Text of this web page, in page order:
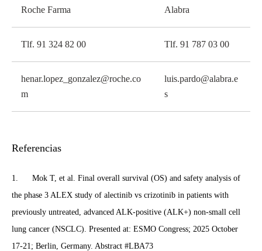
Roche Farma Alabra
Tlf. 91 324 82 00 Tlf. 91 787 03 00
henar.lopez_gonzalez@roche.co
m
luis.pardo@alabra.e
s
Referencias
1. Mok T, et al. Final overall survival (OS) and safety analysis of
the phase 3 ALEX study of alectinib vs crizotinib in patients with
previously untreated, advanced ALK-positive (ALK+) non-small cell
lung cancer (NSCLC). Presented at: ESMO Congress; 2025 October
17-21; Berlin, Germany. Abstract #LBA73